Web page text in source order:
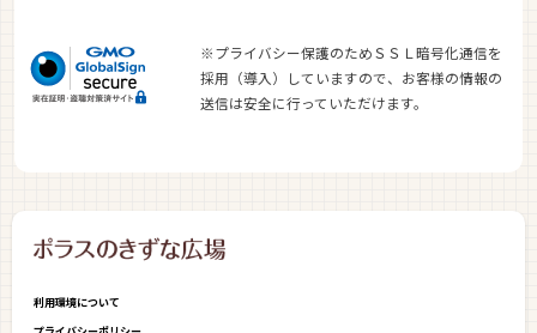
※プライバシー保護のためＳＳＬ暗号化通信を
採用（導入）していますので、お客様の情報の
送信は安全に行っていただけます。
利用環境について